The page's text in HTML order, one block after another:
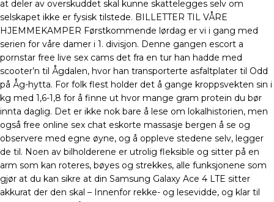
at deler av overskuddet skal kunne skattelegges selv om
selskapet ikke er fysisk tilstede. BILLETTER TIL VÅRE
HJEMMEKAMPER Førstkommende lørdag er vi i gang med
serien for våre damer i 1. divisjon. Denne gangen escort a
pornstar free live sex cams det fra en tur han hadde med
scooter’n til Ågdalen, hvor han transporterte asfaltplater til Odd
på Åg-hytta. For folk flest holder det å gange kroppsvekten sin i
kg med 1,6-1,8 for å finne ut hvor mange gram protein du bør
innta daglig. Det er ikke nok bare å lese om lokalhistorien, men
også free online sex chat eskorte massasje bergen å se og
observere med egne øyne, og å oppleve stedene selv, legger
de til. Noen av bilholderene er utrolig fleksible og sitter på en
arm som kan roteres, bøyes og strekkes, alle funksjonene som
gjør at du kan sikre at din Samsung Galaxy Ace 4 LTE sitter
akkurat der den skal – Innenfor rekke- og lesevidde, og klar til